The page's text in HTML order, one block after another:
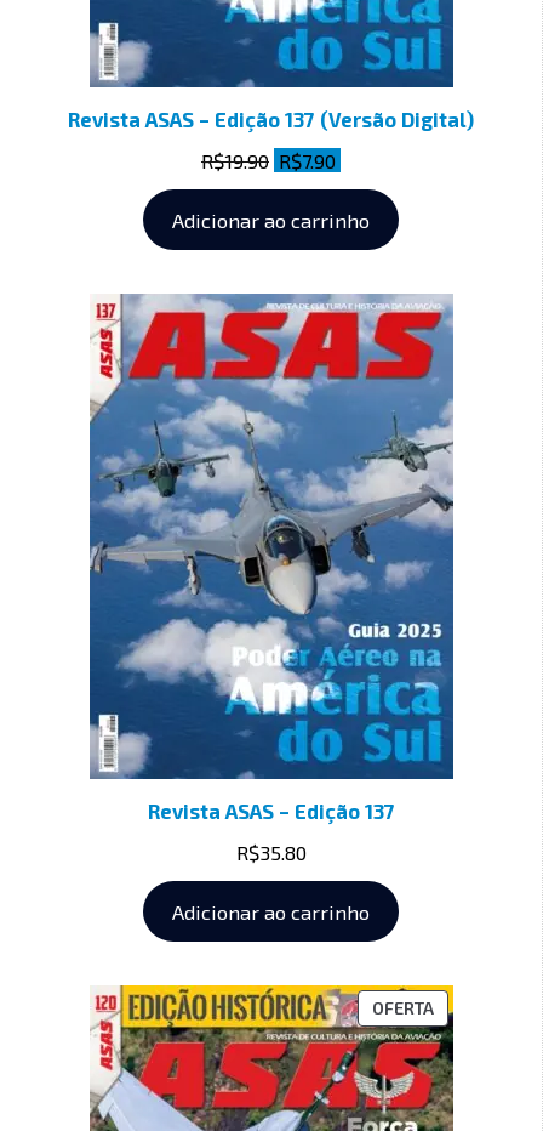
Revista ASAS – Edição 137 (Versão Digital)
R$19.90 R$7.90
Adicionar ao carrinho
Revista ASAS – Edição 137
R$35.80
Adicionar ao carrinho
OFERTA